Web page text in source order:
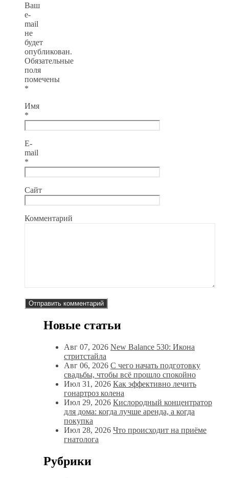
Ваш
e-
mail
не
будет
опубликован.
Обязательные
поля
помечены
*
Имя
*
E-
mail
*
Сайт
Комментарий
Новые статьи
Авг 07, 2026 New Balance 530: Икона
стритстайла
Авг 06, 2026 С чего начать подготовку
свадьбы, чтобы всё прошло спокойно
Июл 31, 2026 Как эффективно лечить
гонартроз колена
Июл 29, 2026 Кислородный концентратор
для дома: когда лучше аренда, а когда
покупка
Июл 28, 2026 Что происходит на приёме
гнатолога
Рубрики